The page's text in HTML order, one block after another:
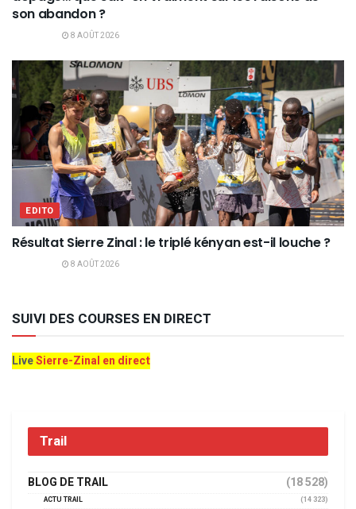
son abandon ?
8 AOÛT 2026
EDITO
Résultat Sierre Zinal : le triplé kényan est-il louche ?
8 AOÛT 2026
SUIVI DES COURSES EN DIRECT
LiveSierre-Zinal en direct
Trail
BLOG DE TRAIL (18 528)
ACTU TRAIL
(14 323)